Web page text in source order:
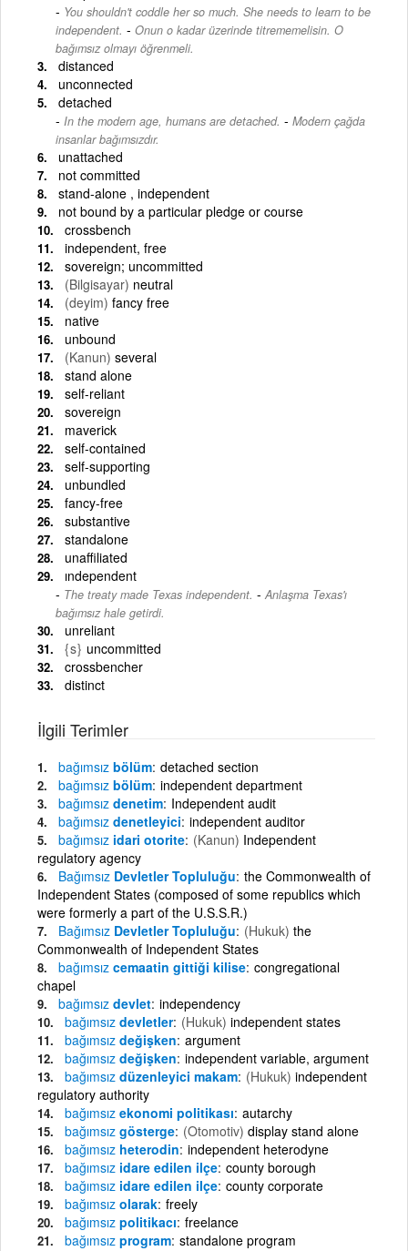
You shouldn't coddle her so much. She needs to learn to be
independent. - Onun o kadar üzerinde titrememelisin. O
bağımsız olmayı öğrenmeli.
distanced
unconnected
detached
In the modern age, humans are detached. - Modern çağda
insanlar bağımsızdır.
unattached
not committed
stand-alone , independent
not bound by a particular pledge or course
crossbench
independent, free
sovereign; uncommitted
(Bilgisayar) neutral
(deyim) fancy free
native
unbound
(Kanun) several
stand alone
self-reliant
sovereign
maverick
self-contained
self-supporting
unbundled
fancy-free
substantive
standalone
unaffiliated
ındependent
The treaty made Texas independent. - Anlaşma Texas'ı
bağımsız hale getirdi.
unreliant
{s} uncommitted
crossbencher
distinct
İlgili Terimler
bağımsız bölüm detached section
bağımsız bölüm independent department
bağımsız denetim Independent audit
bağımsız denetleyici independent auditor
bağımsız idari otorite (Kanun) Independent
regulatory agency
Bağımsız Devletler Topluluğu the Commonwealth of
Independent States (composed of some republics which
were formerly a part of the U.S.S.R.)
Bağımsız Devletler Topluluğu (Hukuk) the
Commonwealth of Independent States
bağımsız cemaatin gittiği kilise congregational
chapel
bağımsız devlet independency
bağımsız devletler (Hukuk) independent states
bağımsız değişken argument
bağımsız değişken independent variable, argument
bağımsız düzenleyici makam (Hukuk) independent
regulatory authority
bağımsız ekonomi politikası autarchy
bağımsız gösterge (Otomotiv) display stand alone
bağımsız heterodin independent heterodyne
bağımsız idare edilen ilçe county borough
bağımsız idare edilen ilçe county corporate
bağımsız olarak freely
bağımsız politikacı freelance
bağımsız program standalone program